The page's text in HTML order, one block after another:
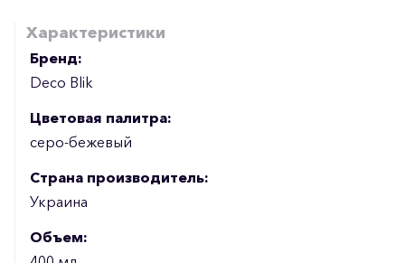
Характеристики
Бренд:
Deco Blik
Цветовая палитра:
серо-бежевый
Страна производитель:
Украина
Объем: